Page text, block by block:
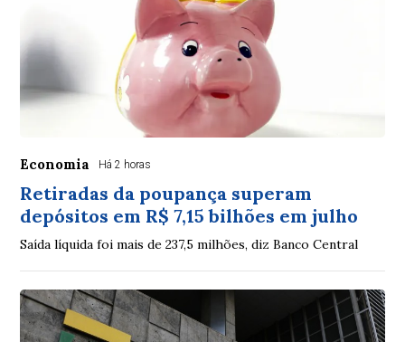
Economia Há 2 horas
Retiradas da poupança superam
depósitos em R$ 7,15 bilhões em julho
Saída líquida foi mais de 237,5 milhões, diz Banco Central